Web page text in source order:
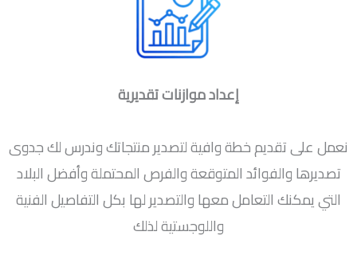
إعداد موازنات تقديرية
نعمل على تقديم خطة وافية لتصدير منتجاتك وندرس لك جدوى
تصديرها والفوائد المتوقعة والفرص المحتملة وأفضل البلاد
التي يمكنك التعامل معها والتصدير لها بكل التفاصيل الفنية
واللوجستية لذلك